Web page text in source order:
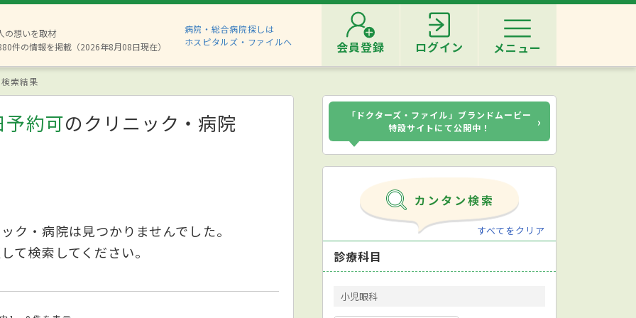
の想いを取材
件の情報を掲載（2026年8月08日現在）
病院・総合病院探しは
ホスピタルズ・ファイルへ
会員登録 ログイン メニュー
索結果
約可のクリニック・病院
ク・病院は見つかりませんでした。
て検索してください。
「ドクターズ・ファイル」ブランドムービー
特設サイトにて公開中！
›
すべてをクリア
診療科目
小児眼科